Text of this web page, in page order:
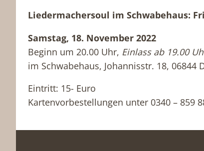
Liedermachersoul im Schwabehaus:
Samstag, 18. November 2022
Beginn um 20.00 Uhr, Einlass ab 19.00
im Schwabehaus, Johannisstr. 18, 06844
Eintritt: 15- Euro
Kartenvorbestellungen unter 0340 – 859